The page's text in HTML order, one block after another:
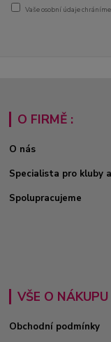
Vaše osobní údaje
O FIRMĚ :
O nás
Specialista pro kluby
Spolupracujeme
VŠE O NÁKUPU
Obchodní podmínky